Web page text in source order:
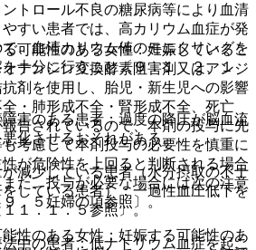
可能性のある女性：妊娠しているこ
テンシン変換酵素阻害剤又はアンジ
剤を使用し、胎児・新生児への影響
全・肺形成不全・腎形成不全、死亡
告されているので、本剤の投与に先
考慮して本剤投与の必要性を慎重に
が危険性を上回ると判断される場合
た、投与が必要な場合には次の注意
．５妊婦の項参照〕。
性のある女性：妊娠する可能性のあ
トロール不良の糖尿病等により血清
すい患者では、高カリウム血症が発
、血清カリウム値のモニタリングを
十分に行うこと〔９．１．２、１
害のある患者：過度の降圧が脳血流
化させるおそれがある。
減少している患者（水分摂取の不十
している患者）：一過性血圧低下を
１．１．５参照〕。
中の患者：低ナトリウム血症を起こ